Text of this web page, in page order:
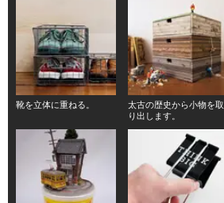
靴を立体に重ねる。
太古の歴史から小物を取
り出します。